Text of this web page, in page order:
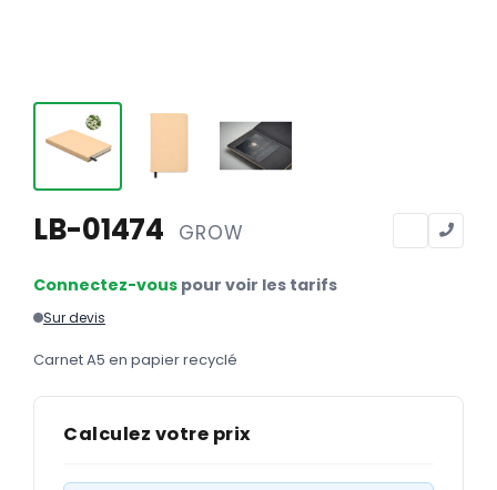
Tête de lettre
Sous-mains
Chemises
LB-01474 GROW
Connectez-vous pour voir les tarifs
Sur devis
Carnet A5 en papier recyclé
Calculez votre prix